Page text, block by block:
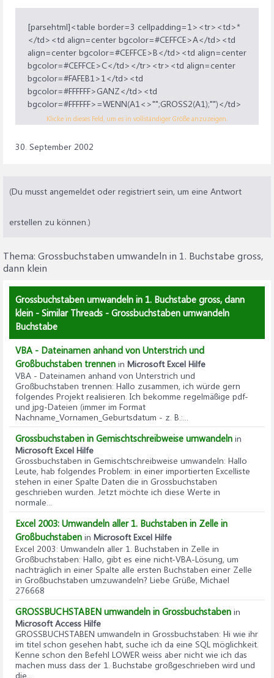
bgcolor=#FFFFFF>DAUNE</td><td
bgcolor=#FFFFFF>Daune</td><td
bgcolor=#FFFFFF>Daune</td></tr><tr><td
align=center bgcolor=#FAFEB1>4</td><td
bgcolor=#FFFFFF>GERD</td><td
bgcolor=#FFFFFF>Gerd</td><td
bgcolor=#FFFFFF>Gerd</td></tr></td></tr></table>
[/parsehtml]
[parsehtml]<table border=3 cellpadding=1><tr><td>*
</td><td align=center bgcolor=#CEFFCE>A</td><td
align=center bgcolor=#CEFFCE>B</td><td align=center
bgcolor=#CEFFCE>C</td></tr><tr><td align=center
bgcolor=#FAFEB1>1</td><td
bgcolor=#FFFFFF>GANZ</td><td
bgcolor=#FFFFFF>=WENN(A1<>"";GROSS2(A1);"")</td>
<td bgcolor=#FFFFFF>Ganz</td></tr><tr><td
bgcolor=#FFFFFF>DAUM</td><td
bgcolor=#FFFFFF>=WENN(A2<>"";GROSS2(A2);"")</td>
bgcolor=#FFFFFF>DAUNE</td><td
<td bgcolor=#FFFFFF>Daune</td></tr><tr><td
bgcolor=#FFFFFF>=WENN(A4<>"";GROSS2(A4);"")</td>
<td bgcolor=#FFFFFF>Gerd</td></tr></td></tr>
</table>[/parsehtml]
Klicke in dieses Feld, um es in vollständiger Größe anzuzeigen.
30. September 2002
(Du musst angemeldet oder registriert sein, um eine Antwort
erstellen zu können.)
Thema: Grossbuchstaben umwandeln in 1. Buchstabe gross,
dann klein
Grossbuchstaben umwandeln in 1. Buchstabe gross, dann
klein - Similar Threads - Grossbuchstaben umwandeln
Buchstabe
VBA - Dateinamen anhand von Unterstrich und
Großbuchstaben trennen in Microsoft Excel Hilfe
VBA - Dateinamen anhand von Unterstrich und
Großbuchstaben trennen: Hallo zusammen, ich würde gern
folgendes Projekt realisieren. Ich bekomme regelmäßige pdf-
und jpg-Dateien (immer im Format
Nachname_Vornamen_Geburtsdatum - z. B.:...
Grossbuchstaben in Gemischtschreibweise umwandeln in
Microsoft Excel Hilfe
Grossbuchstaben in Gemischtschreibweise umwandeln: Hallo
Leute, hab folgendes Problem: in einer importierten Excelliste
stehen in einer Spalte Daten die in Grossbuchstaben
geschrieben wurden. Jetzt möchte ich diese Werte in
normale...
Excel 2003: Umwandeln aller 1. Buchstaben in Zelle in
Großbuchstaben in Microsoft Excel Hilfe
Excel 2003: Umwandeln aller 1. Buchstaben in Zelle in
Großbuchstaben: Hallo, gibt es eine nicht-VBA-Lösung, um
nachträglich in einer Spalte alle ersten Buchstaben einer Zelle
in Großbuchstaben umzuwandeln? Liebe Grüße, Michael
276668
GROSSBUCHSTABEN umwandeln in Grossbuchstaben in
Microsoft Access Hilfe
GROSSBUCHSTABEN umwandeln in Grossbuchstaben: Hi wie ihr
im titel schon gesehen habt, suche ich da eine SQL möglichkeit.
Kenne schon den Befehl LOWER weiss aber nicht wie ich das
machen muss dass der 1. Buchstabe großgeschrieben wird und
die...